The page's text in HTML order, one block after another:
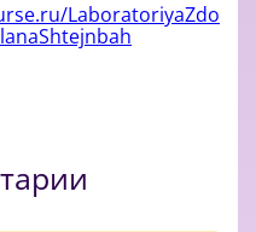
LaboratoriyaZdo